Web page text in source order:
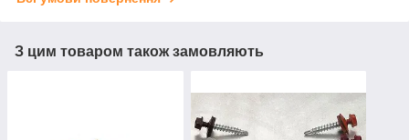
З цим товаром також замовляють